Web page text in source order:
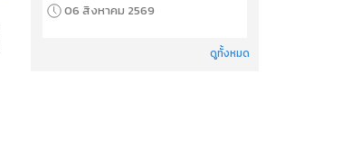
06 สิงหาคม 2569
ดูทั้งหมด